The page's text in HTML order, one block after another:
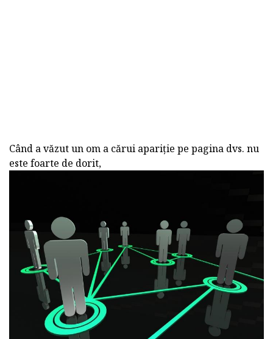
Când a văzut un om a cărui apariție pe pagina dvs. nu
este foarte de dorit,